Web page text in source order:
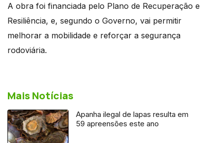
A obra foi financiada pelo Plano de Recuperação e
Resiliência, e, segundo o Governo, vai permitir
melhorar a mobilidade e reforçar a segurança
rodoviária.
Mais Notícias
Apanha ilegal de lapas resulta em
59 apreensões este ano